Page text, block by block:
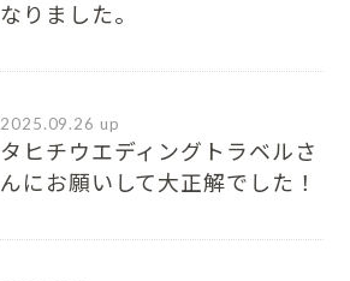
なりました。
2025.09.26 up
タヒチウエディングトラベルさ
んにお願いして大正解でした！